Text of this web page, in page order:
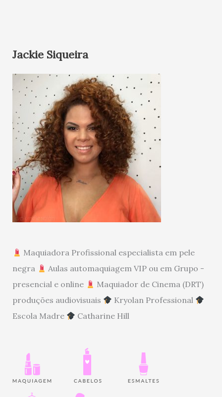
Jackie Siqueira
Maquiadora Profissional especialista em pele
negra
Aulas automaquiagem VIP ou em Grupo -
presencial e online
Maquiador de Cinema (DRT)
produções audiovisuais
Kryolan Professional
Escola Madre
Catharine Hill